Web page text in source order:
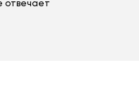
отвечает